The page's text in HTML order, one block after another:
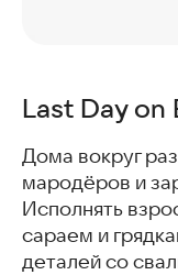
Last Day on
Дома вокруг
мародёров и
Исполнять
сараем и
деталей со